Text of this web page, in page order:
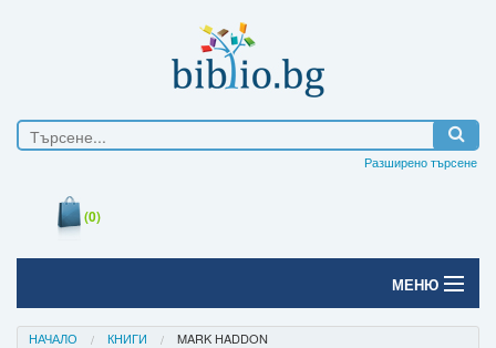
Разширено търсене
(0)
МЕНЮ
Начало
НАЧАЛО КНИГИ MARK HADDON